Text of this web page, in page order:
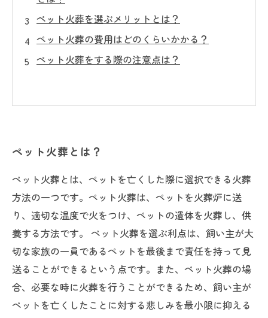
ペット火葬を選ぶメリットとは？
ペット火葬の費用はどのくらいかかる？
ペット火葬をする際の注意点は？
ペット火葬とは？
ペット火葬とは、ペットを亡くした際に選択できる火葬
方法の一つです。ペット火葬は、ペットを火葬炉に送
り、適切な温度で火をつけ、ペットの遺体を火葬し、供
養する方法です。 ペット火葬を選ぶ利点は、飼い主が大
切な家族の一員であるペットを最後まで責任を持って見
送ることができるという点です。また、ペット火葬の場
合、必要な時に火葬を行うことができるため、飼い主が
ペットを亡くしたことに対する悲しみを最小限に抑える